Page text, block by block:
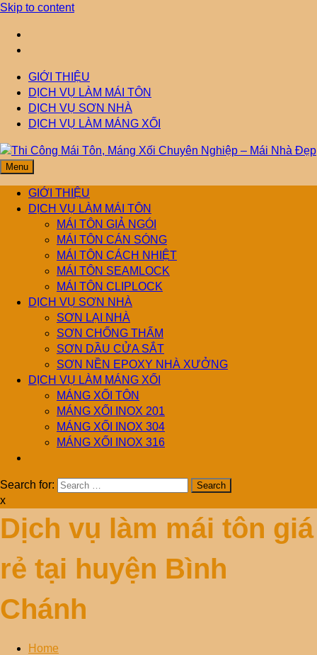
Skip to content
GIỚI THIỆU
DỊCH VỤ LÀM MÁI TÔN
DỊCH VỤ SƠN NHÀ
DỊCH VỤ LÀM MÁNG XỐI
Thi Công Mái Tôn,
Máng Xối Chuyên
Nghiệp – Mái Nhà
Đẹp
Mái Nhà Đẹp chuyên làm mái tôn, máng xối chống thấm, thoát
nước hiệu quả. Đội ngũ lành nghề – bảo hành dài hạn – tư vấn
miễn phí.
Menu
GIỚI THIỆU
DỊCH VỤ LÀM MÁI TÔN
MÁI TÔN GIẢ NGÓI
MÁI TÔN CÁN SÓNG
MÁI TÔN CÁCH NHIỆT
MÁI TÔN SEAMLOCK
MÁI TÔN CLIPLOCK
DỊCH VỤ SƠN NHÀ
SƠN LẠI NHÀ
SƠN CHỐNG THẤM
SƠN DẦU CỬA SẮT
SƠN NỀN EPOXY NHÀ XƯỞNG
DỊCH VỤ LÀM MÁNG XỐI
MÁNG XỐI TÔN
MÁNG XỐI INOX 201
MÁNG XỐI INOX 304
MÁNG XỐI INOX 316
Search for:
x
Dịch vụ làm mái tôn giá
rẻ tại huyện Bình
Chánh
Home